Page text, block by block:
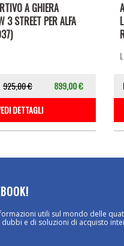
A GHIERA
3 STREET PER ALFA
925,00 €
899,00 €
DETTAGLI
utili sul mondo delle
e di soluzioni di acquisto